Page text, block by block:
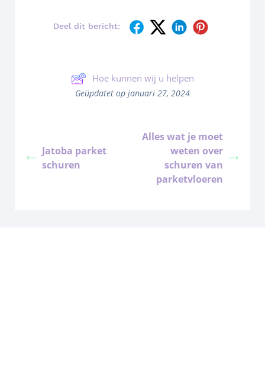
Deel dit bericht:
Hoe kunnen wij u helpen
Geüpdatet op januari 27, 2024
Jatoba parket
schuren
Alles wat je moet
weten over
schuren van
parketvloeren